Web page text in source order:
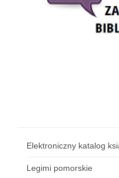
Elektroniczny katalog
Legimi pomorskie